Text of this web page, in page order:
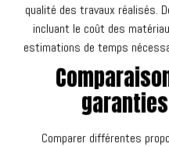
qualité des travaux réalisés.
incluant le coût des
estimations de temps
Comparer différentes